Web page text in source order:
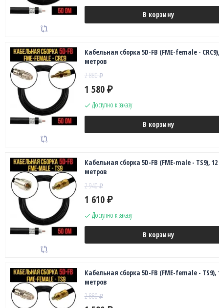
В корзину
Кабельная сборка 5D-FB (FME-female -
метров
2 880₽
1 580 ₽
Доступно к заказу
В корзину
Кабельная сборка 5D-FB (FME-male - TS9), 12
метров
2 940₽
1 610 ₽
Доступно к заказу
В корзину
Кабельная сборка 5D-FB (FME-female - TS9),
метров
2 880₽